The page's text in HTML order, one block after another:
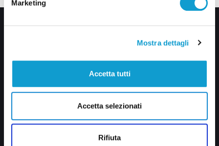
Marketing
Mostra dettagli
Accetta tutti
Accetta selezionati
Rifiuta
Via Pasubio, 36 – 63074 San Benedetto del Tronto (AP)
info@veratv.it